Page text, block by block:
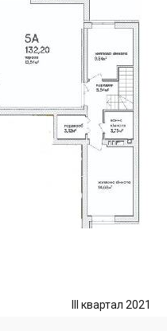
III квартал 2021